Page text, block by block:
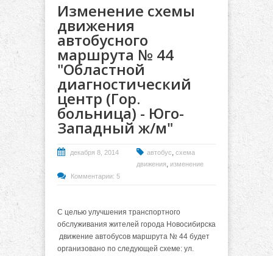
Изменение схемы
движения
автобусного
маршрута № 44
"Областной
диагностический
центр (Гор.
больница) - Юго-
Западный ж/м"
декабря 8, 2014 автобус, схема
движения, изменение
Комментарии: 5
С целью улучшения транспортного
обслуживания жителей города Новосибирска
движение автобусов маршрута № 44 будет
организовано по следующей схеме: ул.